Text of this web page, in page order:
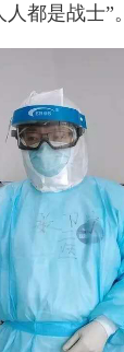
都是战士”。